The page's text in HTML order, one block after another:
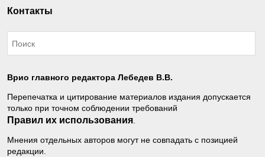
Контакты
Врио главного редактора Лебедев В.В.
Перепечатка и цитирование материалов издания допускается
только при точном соблюдении требований
Правил их использования
Мнения отдельных авторов могут не совпадать с позицией
редакции.